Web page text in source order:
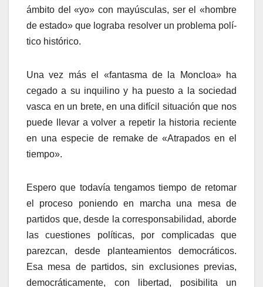
ámbito del «yo» con mayúsculas, ser el «hombre
de estado» que lograba resolver un problema polí­
tico histórico.
Una vez más el «fantasma de la Moncloa» ha
cegado a su inquilino y ha puesto a la sociedad
vasca en un brete, en una difí­cil situación que nos
puede llevar a volver a repetir la historia reciente
en una especie de remake de «Atrapados en el
tiempo».
Espero que todaví­a tengamos tiempo de retomar
el proceso poniendo en marcha una mesa de
partidos que, desde la corresponsabilidad, aborde
las cuestiones polí­ticas, por complicadas que
parezcan, desde planteamientos democráticos.
Esa mesa de partidos, sin exclusiones previas,
democráticamente, con libertad, posibilita un